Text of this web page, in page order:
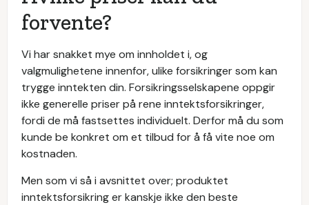
forvente?
Vi har snakket mye om innholdet i, og
valgmulighetene innenfor, ulike forsikringer som kan
trygge inntekten din. Forsikringsselskapene oppgir
ikke generelle priser på rene inntektsforsikringer,
fordi de må fastsettes individuelt. Derfor må du som
kunde be konkret om et tilbud for å få vite noe om
kostnaden.
Men som vi så i avsnittet over; produktet
inntektsforsikring er kanskje ikke den beste